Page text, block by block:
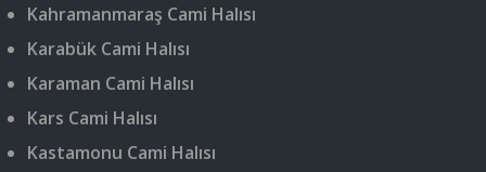
Kahramanmaraş Cami Halısı
Karabük Cami Halısı
Karaman Cami Halısı
Kars Cami Halısı
Kastamonu Cami Halısı